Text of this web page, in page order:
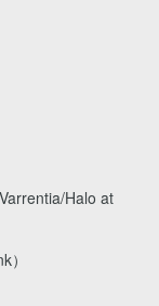
Halo at